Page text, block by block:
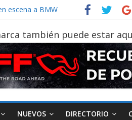
hora de decidir
días sin usar?
en 8 días
rutas de La Vuelta
también puede estar
NUEVOS DIRECTORIO